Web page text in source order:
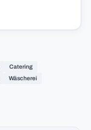
Catering
Wäscherei